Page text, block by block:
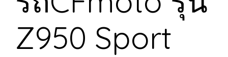
Z950 Sport